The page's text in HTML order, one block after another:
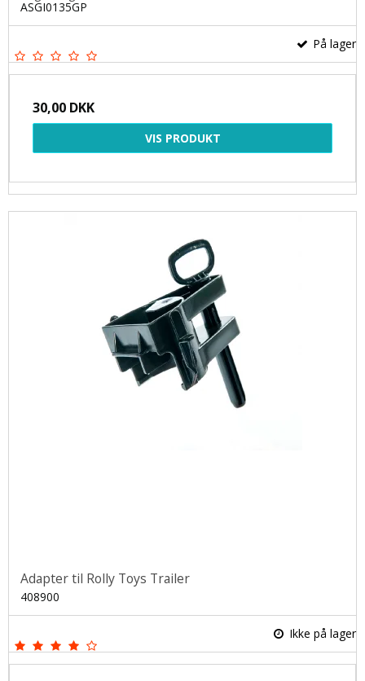
ASGI0135GP
På lager
30,00 DKK
VIS PRODUKT
Adapter til Rolly Toys Trailer
408900
Ikke på lager